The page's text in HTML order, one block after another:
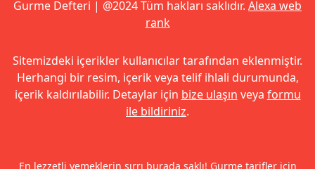
Gurme Defteri | @2024 Tüm hakları saklıdır. Alexa web
rank
Sitemizdeki içerikler kullanıcılar tarafından eklenmiştir.
Herhangi bir resim, içerik veya telif ihlali durumunda,
içerik kaldırılabilir. Detaylar için bize ulaşın veya formu
ile bildiriniz.
En lezzetli yemeklerin sırrı burada saklı! Gurme tarifler için